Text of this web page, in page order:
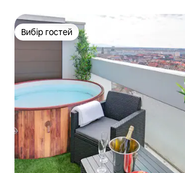
Вибір гостей
Вибір гостей